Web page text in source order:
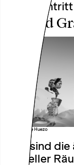
Freier Eintritt
Beyond
Foto: Brigitte Huezo
Was sind
virtueller